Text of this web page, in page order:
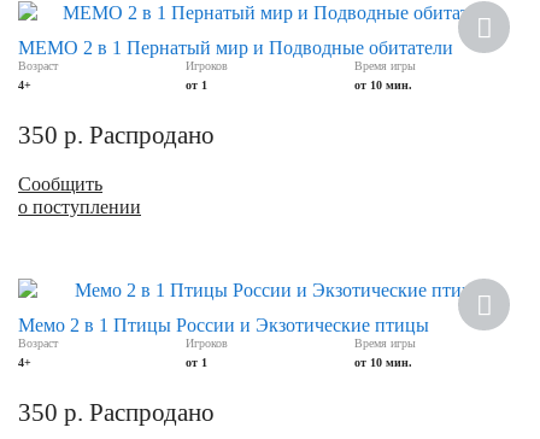
МЕМО 2 в 1 Пернатый мир и Подводные обитатели
Возраст
4+
Игроков
от 1
Время игры
от 10 мин.
350 р. Распродано
Сообщить
о поступлении
Мемо 2 в 1 Птицы России и Экзотические птицы
Возраст
4+
Игроков
от 1
Время игры
от 10 мин.
350 р. Распродано